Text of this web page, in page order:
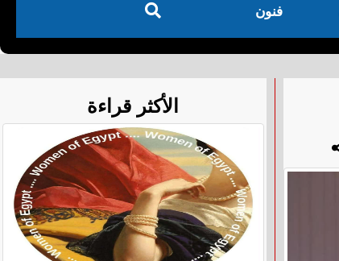
فنون
الأكثر قراءة